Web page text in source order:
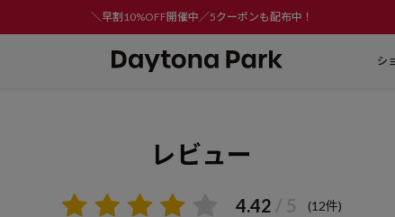
＼早割10%OFF開催中／5クーポンも配布中！
シ
レビュー
4.42 / 5 (12件)